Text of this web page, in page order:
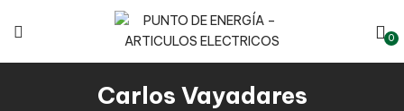
0
Carlos Vayadares